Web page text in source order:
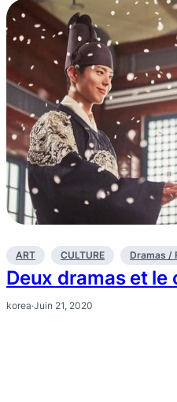
ART CULTURE Dramas /
Deux dramas et
korea·Juin 21, 2020